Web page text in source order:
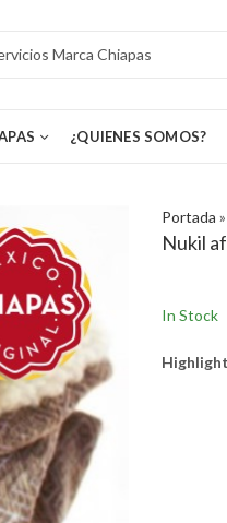
¿QUIENES SOMOS?
Portada »
Nukil
In Stock